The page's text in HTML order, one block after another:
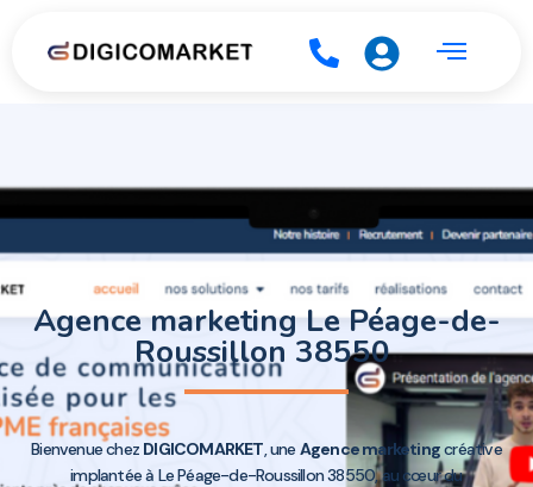
Agence marketing Le Péage-de-
Roussillon 38550
Bienvenue chez DIGICOMARKET , une Agence marketingcréative
implantée à Le Péage-de-Roussillon 38550, au cœur du